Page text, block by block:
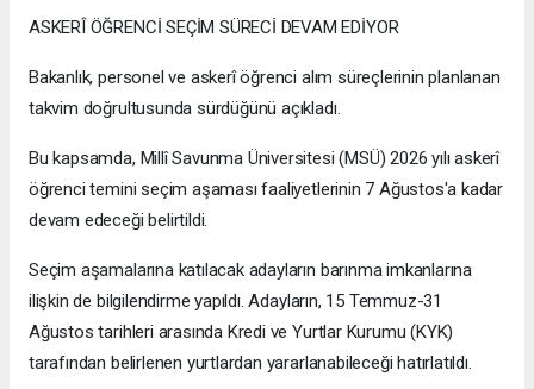
ASKERÎ ÖĞRENCİ SEÇİM SÜRECİ DEVAM EDİYOR
Bakanlık, personel ve askerî öğrenci alım süreçlerinin planlanan
takvim doğrultusunda sürdüğünü açıkladı.
Bu kapsamda, Millî Savunma Üniversitesi (MSÜ) 2026 yılı askerî
öğrenci temini seçim aşaması faaliyetlerinin 7 Ağustos'a kadar
devam edeceği belirtildi.
Seçim aşamalarına katılacak adayların barınma imkanlarına
ilişkin de bilgilendirme yapıldı. Adayların, 15 Temmuz-31
Ağustos tarihleri arasında Kredi ve Yurtlar Kurumu (KYK)
tarafından belirlenen yurtlardan yararlanabileceği hatırlatıldı.